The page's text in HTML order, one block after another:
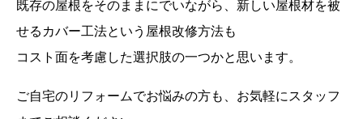
既存の屋根をそのままにでいながら、新しい屋根材を被
せるカバー工法という屋根改修方法も
コスト面を考慮した選択肢の一つかと思います。
ご自宅のリフォームでお悩みの方も、お気軽にスタッフ